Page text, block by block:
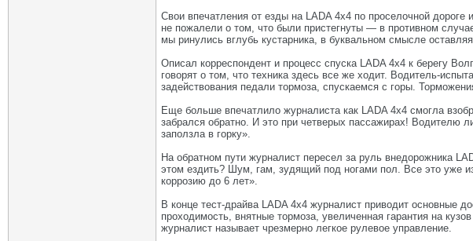
Свои впечатления от езды на LADA 4x4 по проселочной
не пожалели о том, что были пристегнуты — в противном
мы ринулись вглубь кустарника, в буквальном смысле
Описал корреспондент и процесс спуска LADA 4x4 к берегу
говорят о том, что техника здесь все же ходит. Водитель-
задействования педали тормоза, спускаемся с горы.
Еще больше впечатлило журналиста как LADA 4x4 смогла
забрался обратно. И это при четверых пассажирах! Водителю
заползла в горку».
На обратном пути журналист пересел за руль внедорожника
этом ездить? Шум, гам, зудящий под ногами пол. Все это уже
коррозию до 6 лет».
В конце тест-драйва LADA 4x4 журналист приводит основные
проходимость, внятные тормоза, увеличенная гарантия на
журналист называет чрезмерно легкое рулевое управление.